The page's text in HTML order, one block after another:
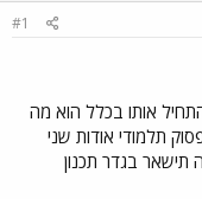
#1
אותו בכלל הוא מה
לי מסובך.... 1)הולך(4,2,2,4,2) 2)פסוק תלמודי אודות שני
ליד זה (5,4,4,3) 3)הנבלה תישאר בגדר תכנון